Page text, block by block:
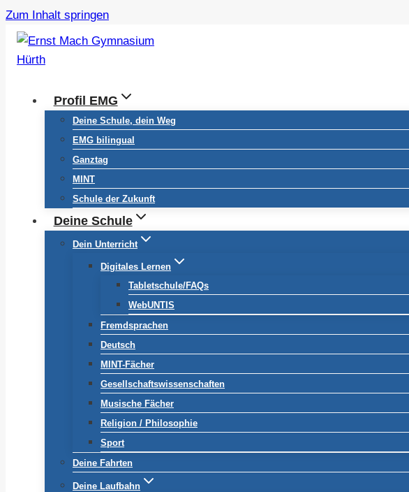
Zum Inhalt springen
Profil EMG
Deine Schule, dein Weg
EMG bilingual
Ganztag
MINT
Schule der Zukunft
Deine Schule
Dein Unterricht
Digitales Lernen
Tabletschule/FAQs
WebUNTIS
Fremdsprachen
Deutsch
MINT-Fächer
Gesellschaftswissenschaften
Musische Fächer
Religion / Philosophie
Sport
Deine Fahrten
Deine Laufbahn